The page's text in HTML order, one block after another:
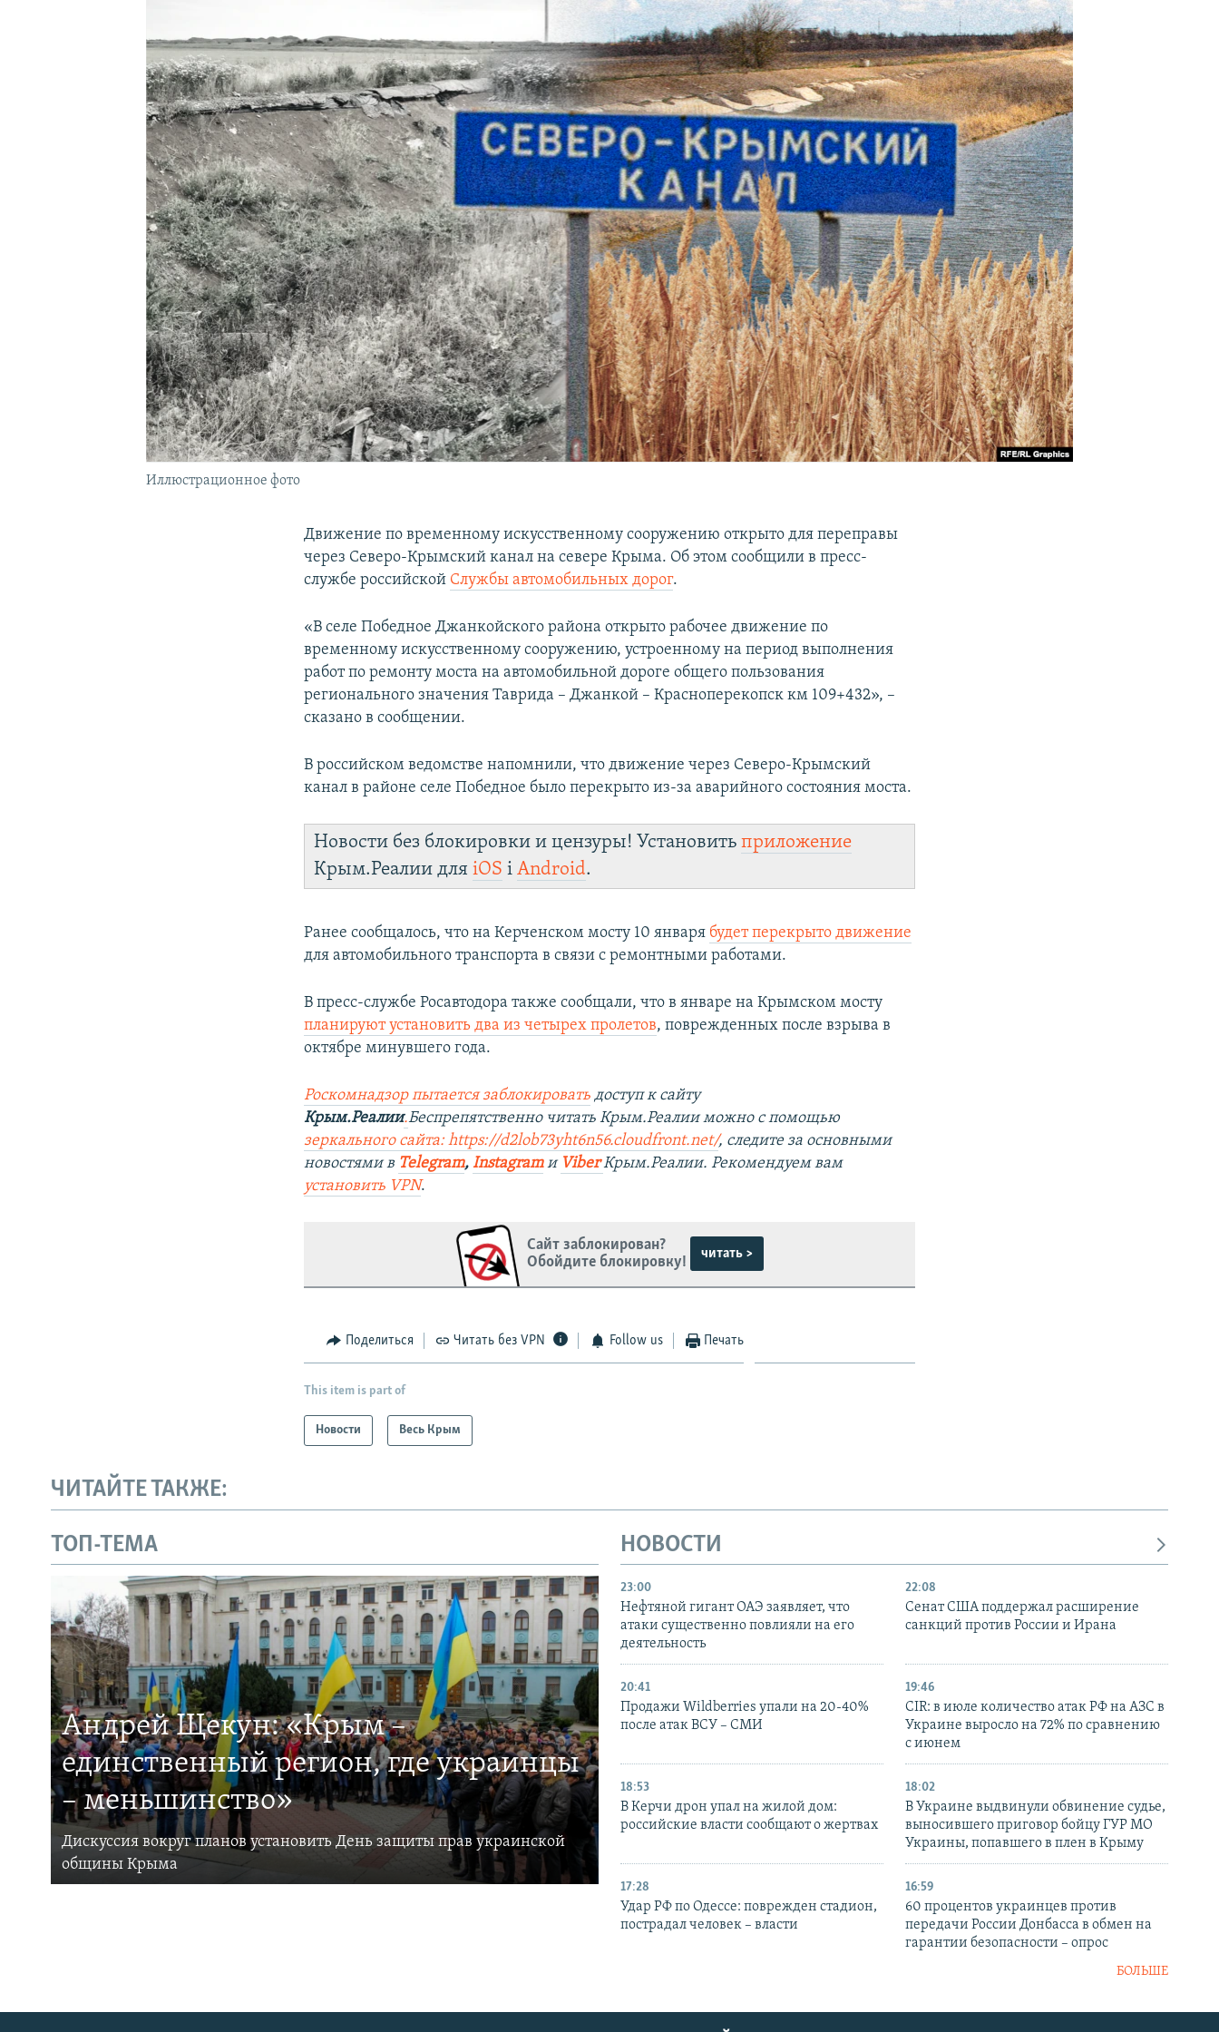
УКРАИНСКАЯ ПРОБЛЕМА КРЫМА
Иллюстрационное фото
Движение по временному искусственному сооружению открыто для переправы
через Северо-Крымский канал на севере Крыма. Об этом сообщили в пресс-
службе российской Службы автомобильных дорог.
«В селе Победное Джанкойского района открыто рабочее движение по
временному искусственному сооружению, устроенному на период выполнения
работ по ремонту моста на автомобильной дороге общего пользования
регионального значения Таврида – Джанкой – Красноперекопск км 109+432», –
сказано в сообщении.
В российском ведомстве напомнили, что движение через Северо-Крымский
канал в районе селе Победное было перекрыто из-за аварийного состояния моста.
Новости без блокировки и цензуры! Установитьприложение
Крым.Реалии дляiOS іAndroid.
Ранее сообщалось, что на Керченском мосту 10 января будет перекрыто движение
для автомобильного транспорта в связи с ремонтными работами.
В пресс-службе Росавтодора также сообщали, что в январе на Крымском мосту
планируют установить два из четырех пролетов, поврежденных после взрыва в
октябре минувшего года.
Роскомнадзор пытается заблокировать доступ к сайту
Крым.Реалии.Беспрепятственно читать Крым.Реалии можно с помощью
зеркального сайта:https://d2lob73yht6n56.cloudfront.net/, следите за основными
новостями в Telegram,Instagramи ViberКрым.Реалии. Рекомендуем вам
установить VPN.
Сайт заблокирован?
Обойдите блокировку!
читать >
Поделиться Читать без VPN Follow us Печать
This item is part of
Новости Весь Крым
ЧИТАЙТЕ ТАКЖЕ:
ТОП-ТЕМА
Андрей Щекун: «Крым –
единственный регион, где украинцы
– меньшинство»
Дискуссия вокруг планов установить День защиты прав украинской
общины Крыма
НОВОСТИ
23:00
Нефтяной гигант ОАЭ заявляет, что
атаки существенно повлияли на его
деятельность
22:08
Сенат США поддержал расширение
санкций против России и Ирана
20:41
Продажи Wildberries упали на 20-40%
после атак ВСУ – СМИ
19:46
CIR: в июле количество атак РФ на АЗС в
Украине выросло на 72% по сравнению
с июнем
18:53
В Керчи дрон упал на жилой дом:
российские власти сообщают о жертвах
18:02
В Украине выдвинули обвинение судье,
выносившего приговор бойцу ГУР МО
Украины, попавшего в плен в Крыму
17:28
Удар РФ по Одессе: поврежден стадион,
пострадал человек – власти
16:59
60 процентов украинцев против
передачи России Донбасса в обмен на
гарантии безопасности – опрос
БОЛЬШЕ